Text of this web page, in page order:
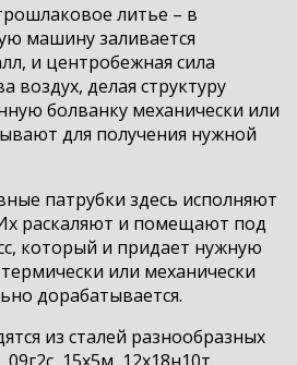
литье – в
машину заливается
и центробежная сила
воздух, делая структуру
болванку механически или
для получения нужной
патрубки здесь исполняют
раскаляют и помещают под
который и придает нужную
или механически
дорабатывается.
из сталей разнообразных